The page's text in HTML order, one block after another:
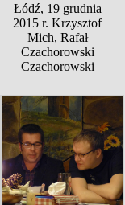
Łódź, 19 grudnia
2015 r. Krzysztof
Mich, Rafał
Czachorowski
Czachorowski